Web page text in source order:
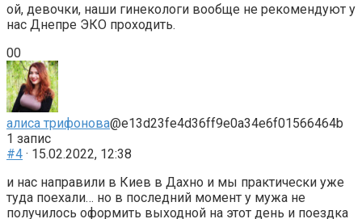
ой, девочки, наши гинекологи вообще не рекомендуют у
нас Днепре ЭКО проходить.
Голосуйте
-
палець
донизу.
0Голосуйте
-
палець
доверху.
0
алиса трифонова@e13d23fe4d36ff9e0a34e6f01566464b
1 запис
#4 · 15.02.2022, 12:38
и нас направили в Киев в Дахно и мы практически уже
туда поехали… но в последний момент у мужа не
получилось оформить выходной на этот день и поездка